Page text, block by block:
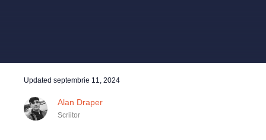
Updated septembrie 11, 2024
Alan Draper
Scriitor